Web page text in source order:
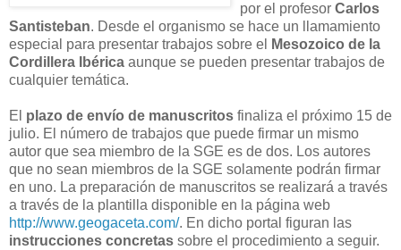
por el profesor Carlos
Santisteban. Desde el organismo se hace un llamamiento
especial para presentar trabajos sobre el
Mesozoico de la
Cordillera Ibérica aunque se pueden presentar trabajos de
cualquier temática.
El plazo de envío de manuscritos finaliza el próximo 15 de
julio. El número de trabajos que puede firmar un mismo
autor que sea miembro de la SGE es de dos. Los autores
que no sean miembros de la SGE solamente podrán firmar
en uno. La preparación de manuscritos se realizará a través
a través de la plantilla disponible en la página web
http://www.geogaceta.com/. En dicho portal figuran las
instrucciones concretas sobre el procedimiento a seguir.